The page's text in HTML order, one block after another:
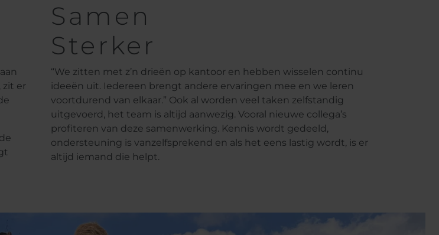
zit er
Samen
Sterker
“We zitten met z’n drieën op kantoor en hebben wisselen continu
ideeën uit. Iedereen brengt andere ervaringen mee en we leren
voortdurend van elkaar.” Ook al worden veel taken zelfstandig
uitgevoerd, het team is altijd aanwezig. Vooral nieuwe collega’s
profiteren van deze samenwerking. Kennis wordt gedeeld,
ondersteuning is vanzelfsprekend en als het eens lastig wordt, is er
altijd iemand die helpt.